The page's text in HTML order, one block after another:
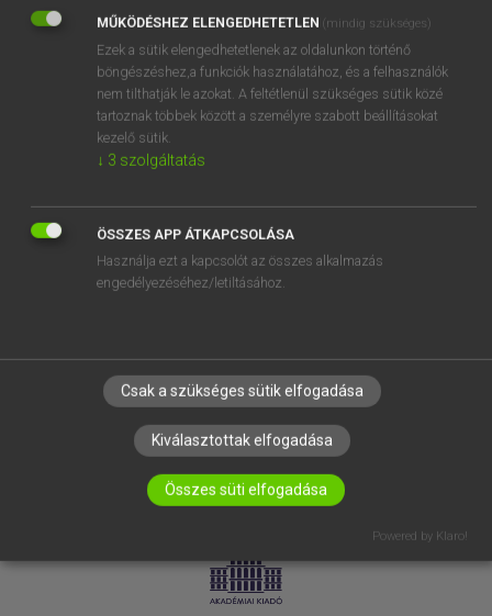
EGYÉNI FELHASZNÁLÓKNAK
TANULÓKNAK
OKTATÁSI INTÉZMÉNYEKNEK
VÁLLALATI MEGOLDÁSOK
RÓLUNK
ELÉRHETŐSÉG
SÜTI BEÁLLÍTÁSOK
LICENCSZERZŐDÉS ADATVÉDELEM
MŰKÖDÉSHEZ ELENGEDHETETLEN (mindig szükséges)
Ezek a sütik elengedhetetlenek az oldalunkon történő
böngészéshez,a funkciók használatához, és a felhasználók
nem tilthatják le azokat. A feltétlenül szükséges sütik közé
tartoznak többek között a személyre szabott beállításokat
kezelő sütik.
↓ 3 szolgáltatás
ÖSSZES APP ÁTKAPCSOLÁSA
Használja ezt a kapcsolót az összes alkalmazás
engedélyezéséhez/letiltásához.
Csak a szükséges sütik elfogadása
Kiválasztottak elfogadása
Összes süti elfogadása
Powered by Klaro!